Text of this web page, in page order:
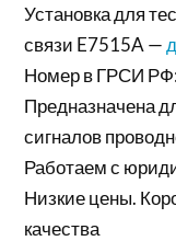
Установка для
связи E7515A —
Номер в ГРСИ
Предназначена
сигналов
Работаем с
Низкие цены.
качества